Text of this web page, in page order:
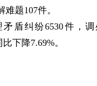
题107件。
纠纷6530件，调
下降7.69%。